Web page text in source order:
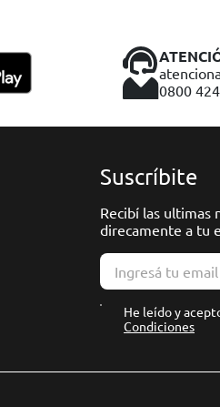
0800
Suscríbite
Recibí las ultimas
direcamente a tu
He leído y
Condiciones